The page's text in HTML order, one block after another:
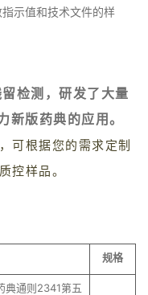
示值和技术文件的样
检测，研发了大量
版药典的应用。
可根据您的需求定制
控样品。
规格
典通则2341第五